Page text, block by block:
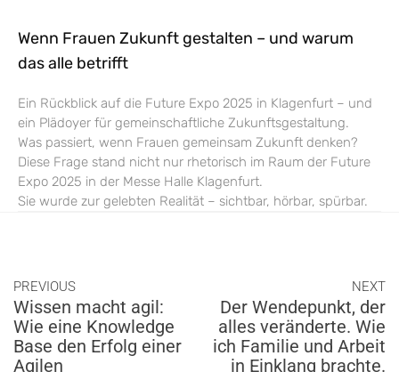
Wenn Frauen Zukunft gestalten – und warum
das alle betrifft
Ein Rückblick auf die Future Expo 2025 in Klagenfurt – und
ein Plädoyer für gemeinschaftliche Zukunftsgestaltung.
Was passiert, wenn Frauen gemeinsam Zukunft denken?
Diese Frage stand nicht nur rhetorisch im Raum der Future
Expo 2025 in der Messe Halle Klagenfurt.
Sie wurde zur gelebten Realität – sichtbar, hörbar, spürbar.
PREVIOUS
Wissen macht agil:
Wie eine Knowledge
Base den Erfolg einer
Agilen
NEXT
Der Wendepunkt, der
alles veränderte. Wie
ich Familie und Arbeit
in Einklang brachte.